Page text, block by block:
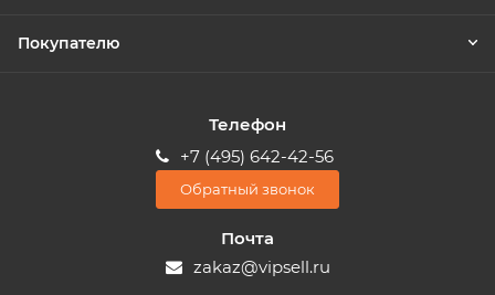
Покупателю
Телефон
+7 (495) 642-42-56
Обратный звонок
Почта
zakaz@vipsell.ru